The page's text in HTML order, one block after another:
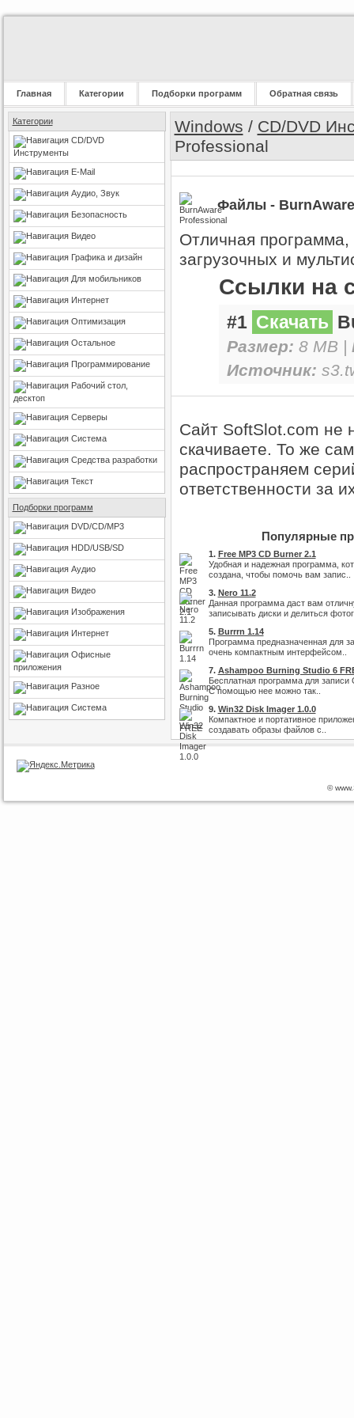
Главная Категории Подборки программ Обратная связь
Категории
CD/DVD
Инструменты
E-Mail
Аудио, Звук
Безопасность
Видео
Графика и дизайн
Для мобильников
Интернет
Оптимизация
Остальное
Программирование
Рабочий стол,
десктоп
Серверы
Система
Средства разработки
Текст
Подборки программ
DVD/CD/MP3
HDD/USB/SD
Аудио
Видео
Изображения
Интернет
Офисные
приложения
Разное
Система
Windows / CD/DVD
Professional
Файлы -
Отличная программа,
загрузочных и
Ссылки на
#1 Скачать
Размер: 8 MB |
Источник:
Сайт SoftSlot.com не
скачиваете. То же
распространяем
ответственности за
Популярные
1. Free MP3 CD Burner 2.1
Удобная и надежная программа,
создана, чтобы помочь вам запис..
3. Nero 11.2
Данная программа даст вам
записывать диски и делиться
5. Burrrn 1.14
Программа предназначенная для
очень компактным интерфейсом..
7. Ashampoo Burning Studio 6
Бесплатная программа для записи
С помощью нее можно так..
9. Win32 Disk Imager 1.0.0
Компактное и портативное
создавать образы файлов с..
©